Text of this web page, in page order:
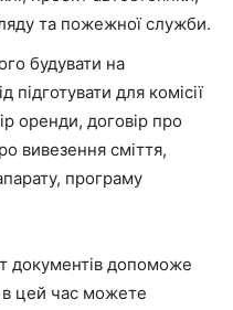
та пожежної служби.
будувати на
підготувати для комісії
оренди, договір про
вивезення сміття,
програму
документів допоможе
цей час можете